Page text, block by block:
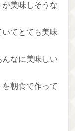
美味しそうな
てとても美味
なに美味しい
朝食で作って